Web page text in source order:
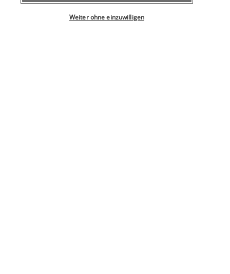
043 508 19 00
Weiter ohne einzuwilligen